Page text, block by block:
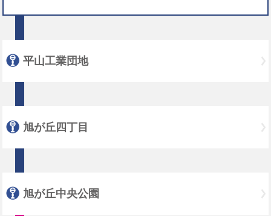
平山工業団地
旭が丘四丁目
旭が丘中央公園